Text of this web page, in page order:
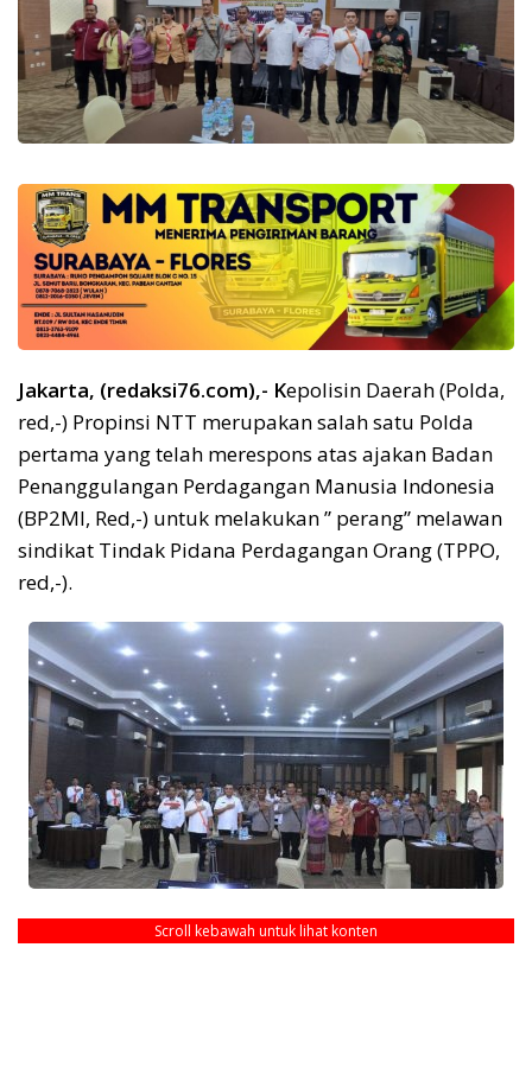
Jakarta, (redaksi76.com),- Kepolisin Daerah (Polda,
red,-) Propinsi NTT merupakan salah satu Polda
pertama yang telah merespons atas ajakan Badan
Penanggulangan Perdagangan Manusia Indonesia
(BP2MI, Red,-) untuk melakukan ” perang” melawan
sindikat Tindak Pidana Perdagangan Orang (TPPO,
red,-).
Scroll kebawah untuk lihat konten